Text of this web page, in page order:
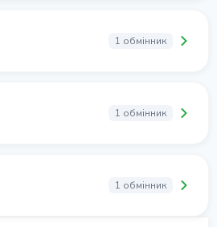
1 обмінник
1 обмінник
1 обмінник